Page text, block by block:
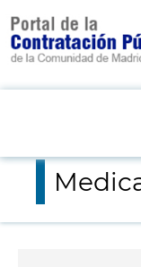
contenido
principal
Menú